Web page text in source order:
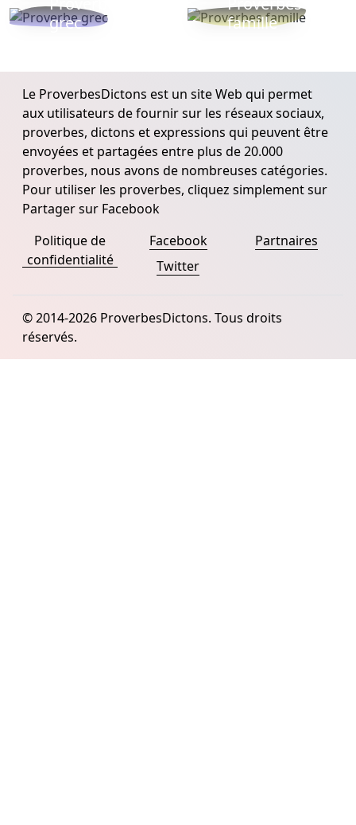
grec
famille
Le ProverbesDictons est un site Web qui permet
aux utilisateurs de fournir sur les réseaux sociaux,
proverbes, dictons et expressions qui peuvent être
envoyées et partagées entre plus de 20.000
proverbes, nous avons de nombreuses catégories.
Pour utiliser les proverbes, cliquez simplement sur
Partager sur Facebook
Politique de
confidentialité
Facebook
Twitter
Partnaires
© 2014-2026 ProverbesDictons. Tous droits
réservés.